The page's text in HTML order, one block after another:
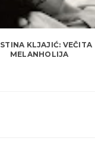
KLJAJIĆ: VEČITA
MELANHOLIJA